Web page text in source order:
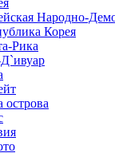
Народно-
Корея
Рика
острова